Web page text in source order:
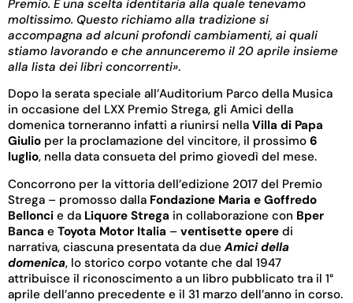
Premio. È una scelta identitaria alla quale tenevamo
moltissimo. Questo richiamo alla tradizione si
accompagna ad alcuni profondi cambiamenti, ai quali
stiamo lavorando e che annunceremo il 20 aprile insieme
alla lista dei libri concorrenti».
Dopo la serata speciale all’Auditorium Parco della Musica
in occasione del LXX Premio Strega, gli Amici della
domenica torneranno infatti a riunirsi nella Villa di Papa
Giulio per la proclamazione del vincitore, il prossimo 6
luglio, nella data consueta del primo giovedì del mese.
Concorrono per la vittoria dell’edizione 2017 del Premio
Strega – promosso dalla Fondazione Maria e Goffredo
Bellonci e da Liquore Strega in collaborazione con Bper
Banca e Toyota Motor Italia – ventisette opere di
narrativa, ciascuna presentata da dueAmici della
domenica, lo storico corpo votante che dal 1947
attribuisce il riconoscimento a un libro pubblicato tra il 1°
aprile dell’anno precedente e il 31 marzo dell’anno in corso.